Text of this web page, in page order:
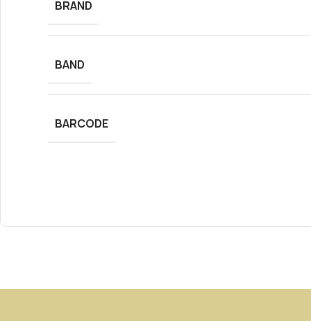
BRAND
BAND
BARCODE